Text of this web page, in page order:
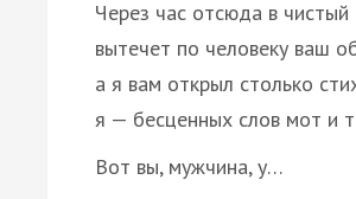
Через час отсюда в чистый
вытечет по человеку ваш
а я вам открыл столько
я — бесценных слов мот и
Вот вы, мужчина, у…